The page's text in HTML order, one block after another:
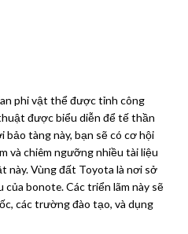
phi vật thể được tỉnh công
được biểu diễn để tế thần
tàng này, bạn sẽ có cơ hội
và chiêm ngưỡng nhiều tài liệu
này. Vùng đất Toyota là nơi sở
bonote. Các triển lãm này sẽ
các trường đào tạo, và dụng